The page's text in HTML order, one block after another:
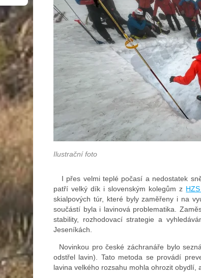
Ilustrační foto
I přes velmi teplé počasí a nedostatek
patří velký dík i slovenským kolegům z
skialpových túr, které byly zaměřeny i na
součástí byla i lavinová problematika.
stability, rozhodovací strategie a
Jeseníkách.
Novinkou pro české záchranáře bylo
odstřel lavin). Tato metoda se provádí
lavina velkého rozsahu mohla ohrozit obydlí,